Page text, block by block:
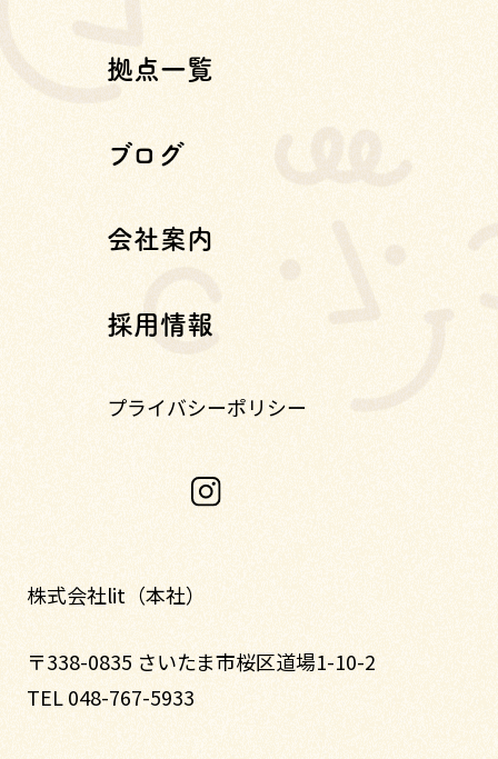
拠点一覧
ブログ
会社案内
採用情報
プライバシーポリシー
株式会社lit（本社）
〒338-0835 さいたま市桜区道場1-10-2
TEL 048-767-5933